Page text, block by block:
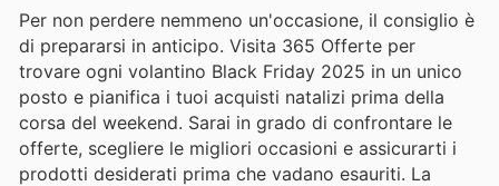
Per non perdere nemmeno un'occasione, il consiglio è
di prepararsi in anticipo. Visita 365 Offerte per
trovare ogni volantino Black Friday 2025 in un unico
posto e pianifica i tuoi acquisti natalizi prima della
corsa del weekend. Sarai in grado di confrontare le
offerte, scegliere le migliori occasioni e assicurarti i
prodotti desiderati prima che vadano esauriti. La